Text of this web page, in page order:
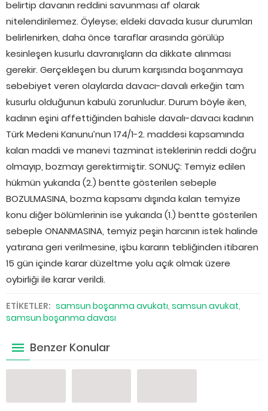
belirtip davanın reddini savunması af olarak
nitelendirilemez. Öyleyse; eldeki davada kusur durumları
belirlenirken, daha önce taraflar arasında görülüp
kesinleşen kusurlu davranışların da dikkate alınması
gerekir. Gerçekleşen bu durum karşısında boşanmaya
sebebiyet veren olaylarda davacı-davalı erkeğin tam
kusurlu olduğunun kabulü zorunludur. Durum böyle iken,
kadının eşini affettiğinden bahisle davalı-davacı kadının
Türk Medeni Kanunu’nun 174/1-2. maddesi kapsamında
kalan maddi ve manevi tazminat isteklerinin reddi doğru
olmayıp, bozmayı gerektirmiştir. SONUÇ: Temyiz edilen
hükmün yukarıda (2.) bentte gösterilen sebeple
BOZULMASINA, bozma kapsamı dışında kalan temyize
konu diğer bölümlerinin ise yukarıda (1.) bentte gösterilen
sebeple ONANMASINA, temyiz peşin harcının istek halinde
yatırana geri verilmesine, işbu kararın tebliğinden itibaren
15 gün içinde karar düzeltme yolu açık olmak üzere
oybirliği ile karar verildi.
ETİKETLER: samsun boşanma avukatı, samsun avukat,
samsun boşanma davası
Benzer Konular